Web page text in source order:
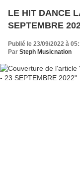
LE HIT DANCE
SEPTEMBRE
Publié le 23/09/2022 à
Par Steph Musicnation